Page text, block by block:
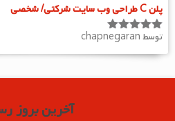
پلن C طراحی وب سایت شرکتی/ شخصی
امتیاز5 از
توسط chapnegaran
آخرین بروز